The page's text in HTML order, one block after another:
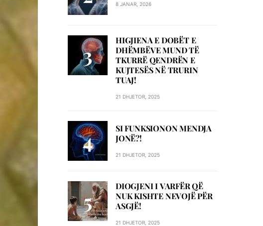
8 JANAR, 2026
HIGJIENA E DOBËT E
DHËMBËVE MUND TË
TKURRË QENDRËN E
KUJTESËS NË TRURIN
TUAJ!
21 DHJETOR, 2025
SI FUNKSIONON MENDJA
JONË?!
21 DHJETOR, 2025
DIOGJENI I VARFËR QË
NUK KISHTE NEVOJË PËR
ASGJË!
21 DHJETOR, 2025